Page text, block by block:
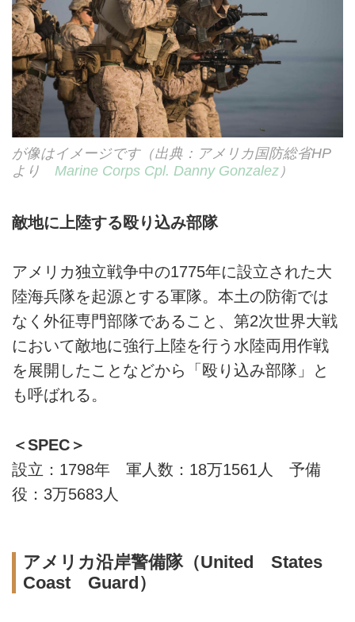
が像はイメージです（出典：アメリカ国防総省HP
より Marine Corps Cpl. Danny Gonzalez ）
敵地に上陸する殴り込み部隊
アメリカ独立戦争中の1775年に設立された大
陸海兵隊を起源とする軍隊。本土の防衛では
なく外征専門部隊であること、第2次世界大戦
において敵地に強行上陸を行う水陸両用作戦
を展開したことなどから「殴り込み部隊」と
も呼ばれる。
＜SPEC＞
設立：1798年 軍人数：18万1561人 予備
役：3万5683人
アメリカ沿岸警備隊（United States
Coast Guard）